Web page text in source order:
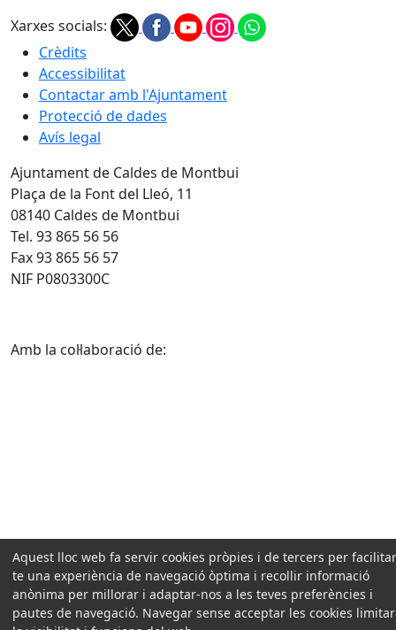
Xarxes socials:
Crèdits
Accessibilitat
Contactar amb l'Ajuntament
Protecció de dades
Avís legal
Ajuntament de Caldes de Montbui
Plaça de la Font del Lleó, 11
08140 Caldes de Montbui
Tel. 93 865 56 56
Fax 93 865 56 57
NIF P0803300C
Amb la col·laboració de:
Aquest lloc web fa servir cookies pròpies i de tercers per
te una experiència de navegació òptima i recollir informació
anònima per millorar i adaptar-nos a les teves preferències i
pautes de navegació. Navegar sense acceptar les cookies